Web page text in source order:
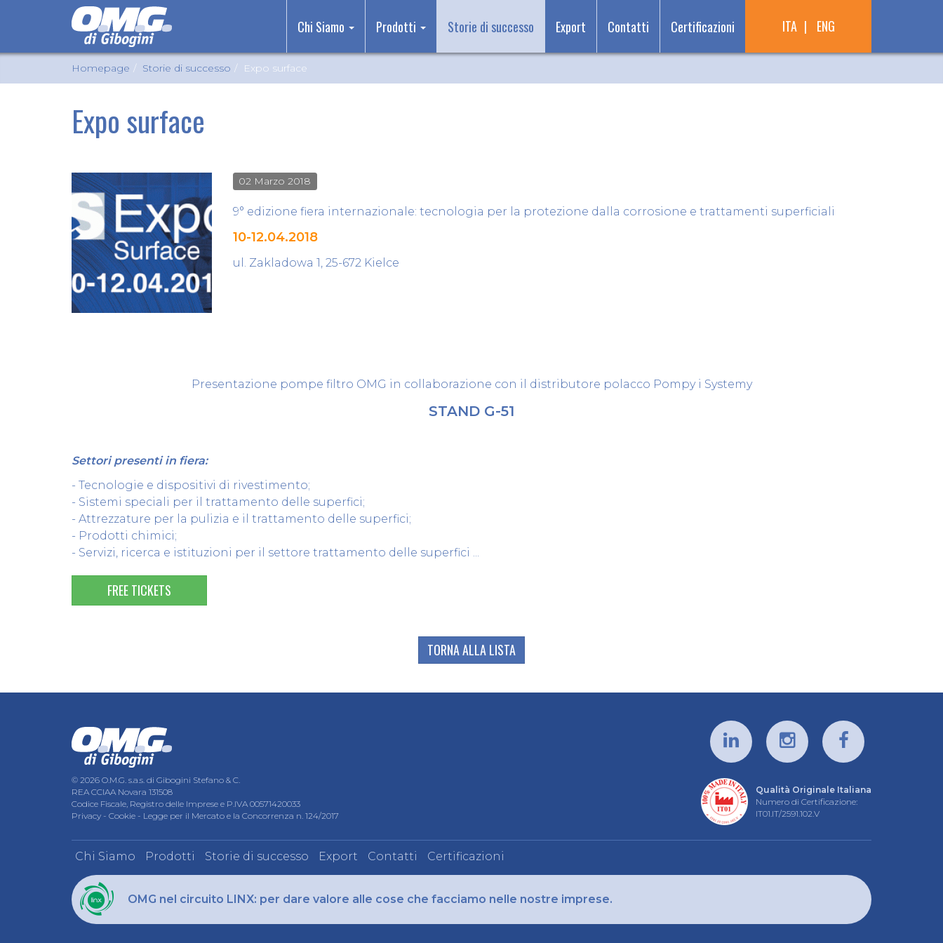
Chi Siamo Prodotti Storie di successo Export Contatti Certificazioni ITA ENG
Homepage Storie di successo Expo surface
Expo surface
02 Marzo 2018
9° edizione fiera internazionale: tecnologia per la protezione dalla corrosione e trattamenti superficiali
10-12.04.2018
ul. Zakladowa 1, 25-672 Kielce
Presentazione pompe filtro OMG in collaborazione con il distributore polacco Pompy i Systemy
STAND G-51
Settori presenti in fiera:
- Tecnologie e dispositivi di rivestimento;
- Sistemi speciali per il trattamento delle superfici;
- Attrezzature per la pulizia e il trattamento delle superfici;
- Prodotti chimici;
- Servizi, ricerca e istituzioni per il settore trattamento delle superfici ...
FREE TICKETS
TORNA ALLA LISTA
© 2026 O.M.G. s.a.s. di Gibogini Stefano & C.
REA CCIAA Novara 131508
Codice Fiscale, Registro delle Imprese e P.IVA 00571420033
Privacy - Cookie - Legge per il Mercato e la Concorrenza n. 124/2017
Qualità Originale Italiana
Numero di Certificazione:
IT01.IT/2591.102.V
Chi Siamo Prodotti Storie di successo Export Contatti Certificazioni
OMG nel circuito LINX: per dare valore alle cose che facciamo nelle nostre imprese.